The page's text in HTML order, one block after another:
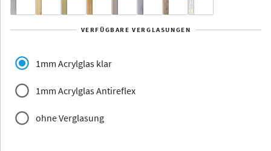
Yukon Alaska
Jersey Dauphine
VERFÜGBARE VERGLASUNGEN
1mm Acrylglas klar
1mm Acrylglas Antireflex
ohne Verglasung